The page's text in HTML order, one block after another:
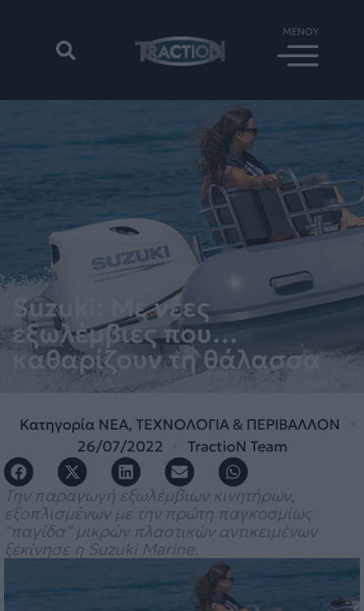
Suzuki: Με νέες
εξωλέμβιες που…
καθαρίζουν τη θάλασσα
Κατηγορία ΝΕΑ, ΤΕΧΝΟΛΟΓΙΑ & ΠΕΡΙΒΑΛΛΟΝ
26/07/2022
TractioN Team
Την παραγωγή εξωλέμβιων κινητήρων,
εξοπλισμένων με την πρώτη παγκοσμίως
"παγίδα" μικρών πλαστικών αντικειμένων
ξεκίνησε η Suzuki Marine.